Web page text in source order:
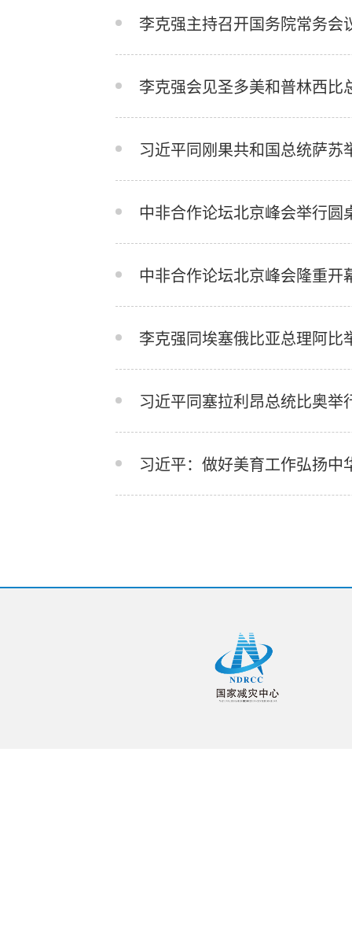
李克强主持召开国务院常务
李克强会见圣多美和普林西比
习近平同刚果共和国总统萨苏
中非合作论坛北京峰会举行
中非合作论坛北京峰会隆重
李克强同埃塞俄比亚总理阿比
习近平同塞拉利昂总统比奥举
习近平：做好美育工作弘扬中